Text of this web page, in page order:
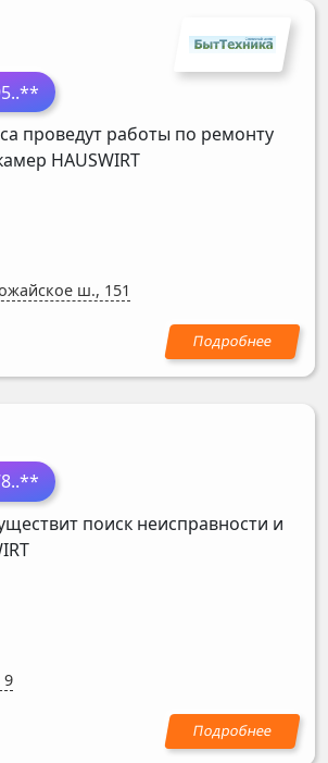
..**
проведут работы по ремонту
HAUSWIRT
ш., 151
..**
поиск неисправности и
9